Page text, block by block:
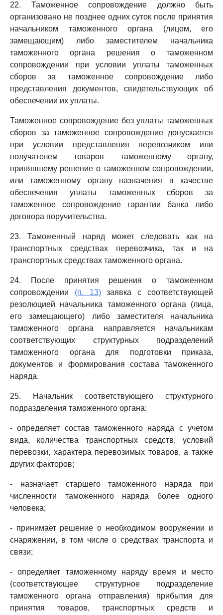
22. Таможенное сопровождение должно быть
организовано не позднее одних суток после принятия
начальником таможенного органа (лицом, его
замещающим) либо заместителем начальника
таможенного органа решения о таможенном
сопровождении при условии уплаты таможенных
сборов за таможенное сопровождение либо
представления документов, свидетельствующих об
обеспечении их уплаты.
Таможенное сопровождение без уплаты таможенных
сборов за таможенное сопровождение допускается
при условии представления перевозчиком или
получателем товаров таможенному органу,
принявшему решение о таможенном сопровождении,
или таможенному органу назначения в качестве
обеспечения уплаты таможенных сборов за
таможенное сопровождение гарантии банка либо
договора поручительства.
23. Таможенный наряд может следовать как на
транспортных средствах перевозчика, так и на
транспортных средствах таможенного органа.
24. После принятия решения о таможенном
сопровождении (п. 13)заявка с соответствующей
резолюцией начальника таможенного органа (лица,
его замещающего) либо заместителя начальника
таможенного органа направляется начальникам
соответствующих структурных подразделений
таможенного органа для подготовки приказа,
документов и формирования состава таможенного
наряда.
25. Начальник соответствующего структурного
подразделения таможенного органа:
- определяет состав таможенного наряда с учетом
вида, количества транспортных средств, условий
перевозки, характера перевозимых товаров, а также
других факторов;
- назначает старшего таможенного наряда при
численности таможенного наряда более одного
человека;
- принимает решение о необходимом вооружении и
снаряжении, в том числе о средствах транспорта и
связи;
- определяет таможенному наряду время и место
(соответствующее структурное подразделение
таможенного органа отправления) прибытия для
принятия товаров, транспортных средств и